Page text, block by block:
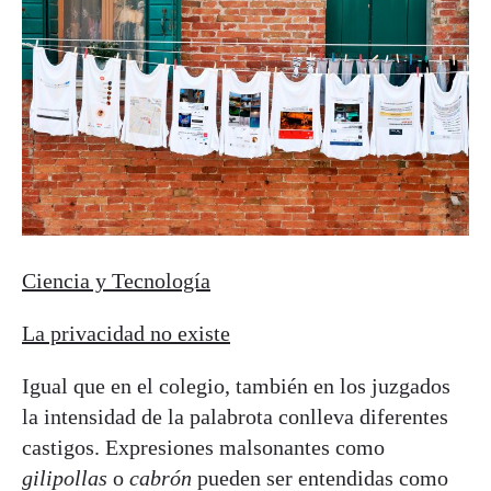
Ciencia y Tecnología
La privacidad no existe
Igual que en el colegio, también en los juzgados
la intensidad de la palabrota conlleva diferentes
castigos. Expresiones malsonantes como
gilipollas o cabrón pueden ser entendidas como